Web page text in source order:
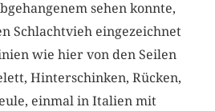
sehen konnte,
Schlachtvieh eingezeichnet
wie hier von den Seilen
Hinterschinken, Rücken,
einmal in Italien mit